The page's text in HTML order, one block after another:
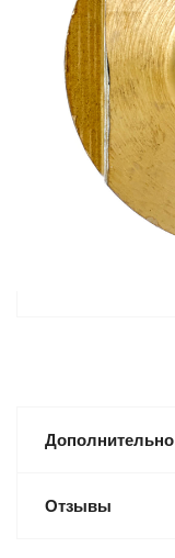
Дополнительно
Отзывы